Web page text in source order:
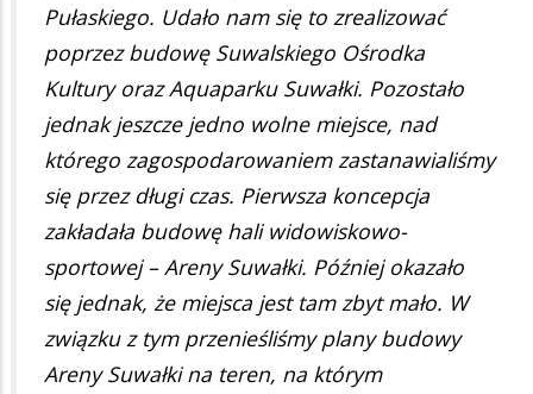
Pułaskiego. Udało nam się to zrealizować
poprzez budowę Suwalskiego Ośrodka
Kultury oraz Aquaparku Suwałki. Pozostało
jednak jeszcze jedno wolne miejsce, nad
którego zagospodarowaniem zastanawialiśmy
się przez długi czas. Pierwsza koncepcja
zakładała budowę hali widowiskowo-
sportowej – Areny Suwałki. Później okazało
się jednak, że miejsca jest tam zbyt mało. W
związku z tym przenieśliśmy plany budowy
Areny Suwałki na teren, na którym